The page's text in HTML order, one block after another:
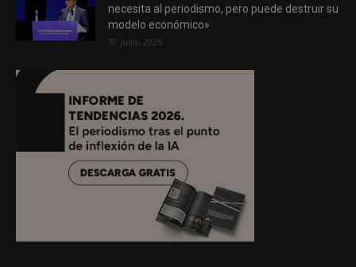
necesita al periodismo, pero puede destruir su
modelo económico»
30 julio, 2026